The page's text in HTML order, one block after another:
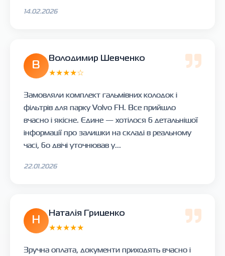
14.02.2026
В
Володимир Шевченко
★★★★☆
Замовляли комплект гальмівних колодок і
фільтрів для парку Volvo FH. Все прийшло
вчасно і якісне. Єдине — хотілося б детальнішої
інформації про залишки на складі в реальному
часі, бо двічі уточнював у...
22.01.2026
Н
Наталія Гриценко
★★★★★
Зручна оплата, документи приходять вчасно і